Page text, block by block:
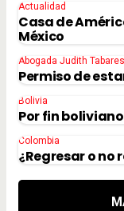
Actualidad
Casa de
México
Abogada Judith Tabares
Permiso de
Bolivia
Por fin
Colombia
¿Regresar o no